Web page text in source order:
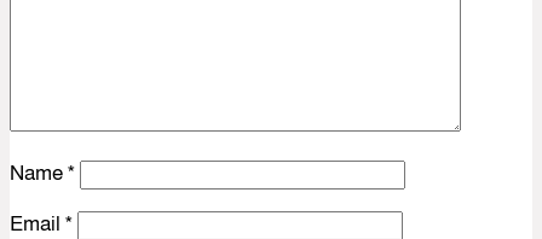
Name*
Email *